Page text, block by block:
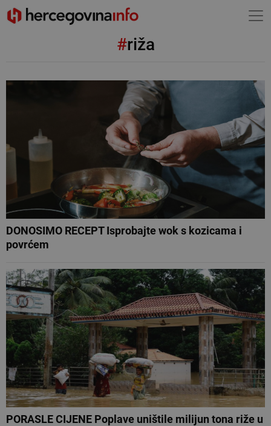
#riža
DONOSIMO RECEPT Isprobajte wok s kozicama i
povrćem
PORASLE CIJENE Poplave uništile milijun tona riže u